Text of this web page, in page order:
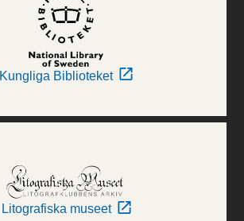
Kungliga Biblioteket
Litografiska museet